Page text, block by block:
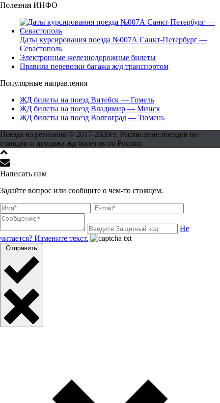
Полезная ИНФО
Даты курсирования поезда №007А Санкт-Петербург —
Севастополь
Электронные железнодорожные билеты
Правила перевозки багажа ж/д транспортом
Популярные направления
ЖД билеты на поезд Витебск — Гомель
ЖД билеты на поезд Владимир — Минск
ЖД билеты на поезд Волгоград — Тюмень
Поезда из регионов © 2017-2020гг. Расписание поездов по
станции и продажа жд билетов по России.
Написать нам
Задайте вопрос или сообщите о чем-то стоящем.
Не
читается? Измените текст.
Отправить